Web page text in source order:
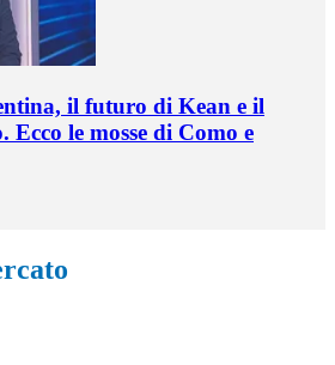
il futuro di Kean e il
Ecco le mosse di Como e